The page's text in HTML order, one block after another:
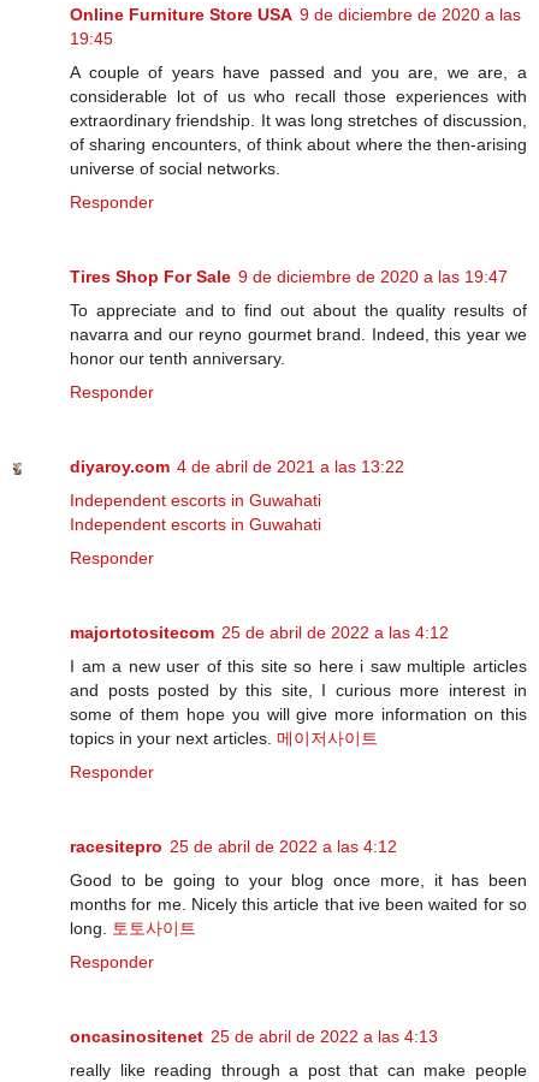
Online Furniture Store USA 9 de diciembre de 2020 a las
19:45
A couple of years have passed and you are, we are, a
considerable lot of us who recall those experiences with
extraordinary friendship. It was long stretches of discussion,
of sharing encounters, of think about where the then-arising
universe of social networks.
Responder
Tires Shop For Sale 9 de diciembre de 2020 a las 19:47
To appreciate and to find out about the quality results of
navarra and our reyno gourmet brand. Indeed, this year we
honor our tenth anniversary.
Responder
diyaroy.com 4 de abril de 2021 a las 13:22
Independent escorts in Guwahati
Independent escorts in Guwahati
Responder
majortotositecom 25 de abril de 2022 a las 4:12
I am a new user of this site so here i saw multiple articles
and posts posted by this site, I curious more interest in
some of them hope you will give more information on this
topics in your next articles. 메이저사이트
Responder
racesitepro 25 de abril de 2022 a las 4:12
Good to be going to your blog once more, it has been
months for me. Nicely this article that ive been waited for so
long.
토토사이트
Responder
oncasinositenet 25 de abril de 2022 a las 4:13
really like reading through a post that can make people